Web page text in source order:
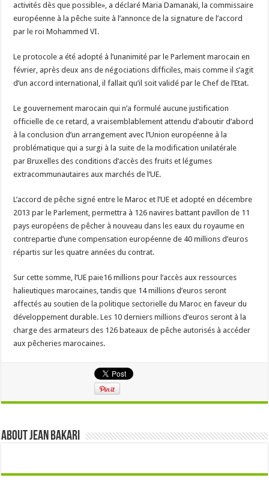
activités dès que possible», a déclaré Maria Damanaki, la commissaire
européenne à la pêche suite à l’annonce de la signature de l’accord
par le roi Mohammed VI.
Le protocole a été adopté à l’unanimité par le Parlement marocain en
février, après deux ans de négociations difficiles, mais comme il s’agit
d’un accord international, il fallait qu’il soit validé par le Chef de l’Etat.
Le gouvernement marocain qui n’a formulé aucune justification
officielle de ce retard, a vraisemblablement attendu d’aboutir d’abord
à la conclusion d’un arrangement avec l’Union européenne à la
problématique qui a surgi à la suite de la modification unilatérale
par Bruxelles des conditions d’accès des fruits et légumes
extracommunautaires aux marchés de l’UE.
L’accord de pêche signé entre le Maroc et l’UE et adopté en décembre
2013 par le Parlement, permettra à 126 navires battant pavillon de 11
pays européens de pêcher à nouveau dans les eaux du royaume en
contrepartie d’une compensation européenne de 40 millions d’euros
répartis sur les quatre années du contrat.
Sur cette somme, l’UE paie16 millions pour l’accès aux ressources
halieutiques marocaines, tandis que 14 millions d’euros seront
affectés au soutien de la politique sectorielle du Maroc en faveur du
développement durable. Les 10 derniers millions d’euros seront à la
charge des armateurs des 126 bateaux de pêche autorisés à accéder
aux pêcheries marocaines.
About Jean Bakari